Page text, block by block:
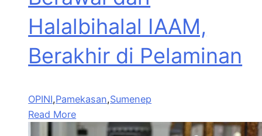
Halalbihalal IAAM,
Berakhir di Pelaminan
OPINI,Pamekasan,Sumenep
Read More